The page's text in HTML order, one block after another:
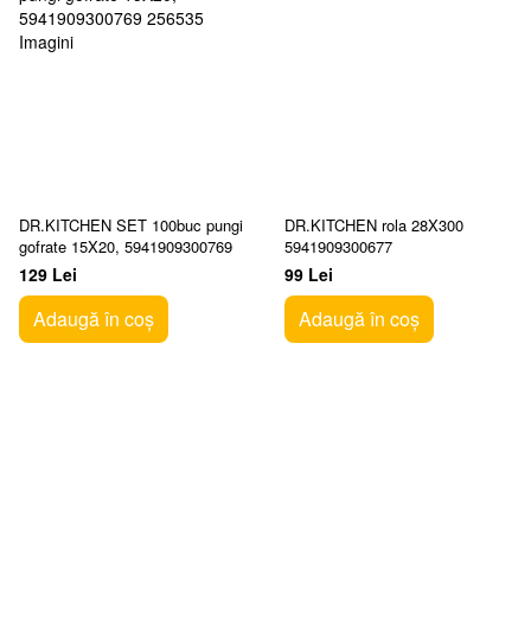
DR.KITCHEN SET 100buc pungi
gofrate 15X20, 5941909300769
129 Lei
Adaugă în coș
DR.KITCHEN rola 28X300
5941909300677
99 Lei
Adaugă în coș